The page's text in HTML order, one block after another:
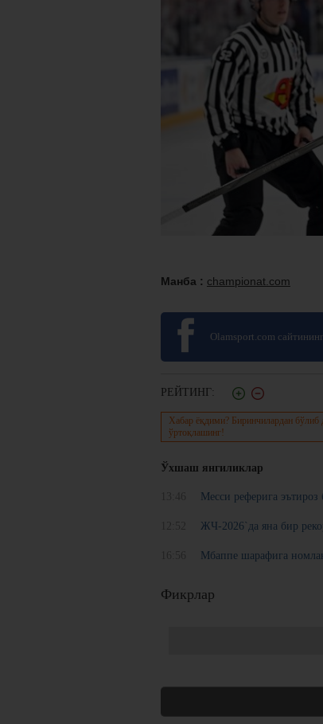
Манба : championat.com
Olamsport.com сайтининг
РЕЙТИНГ:
Хабар ёқдими? Биринчилардан бўлиб
ўртоқлашинг!
Ўхшаш янгиликлар
Месси реферига
ЖЧ-2026`да яна бир
Мбаппе шарафига
Фикрлар